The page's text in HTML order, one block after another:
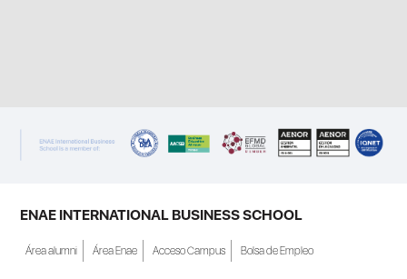
ENAE INTERNATIONAL BUSINESS SCHOOL
Área alumni Área Enae Acceso Campus Bolsa de Empleo